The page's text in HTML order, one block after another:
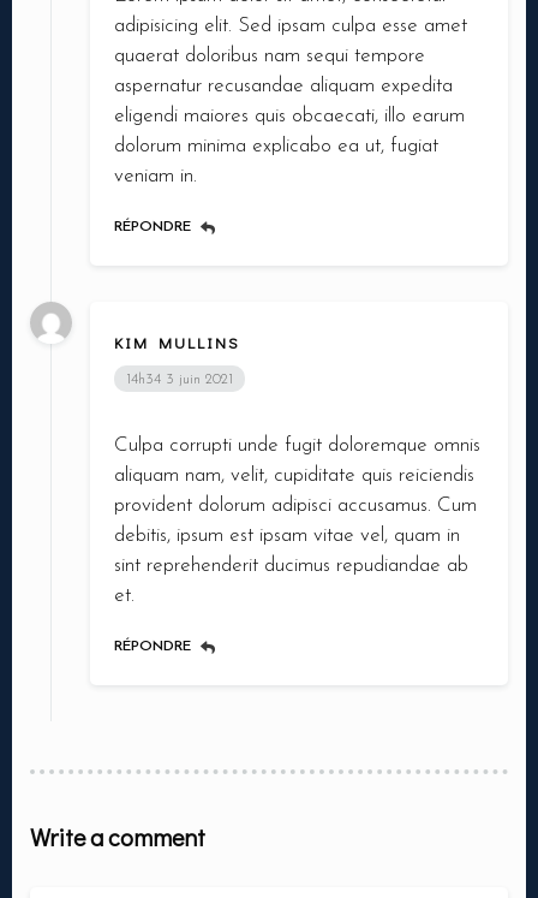
adipisicing elit. Sed ipsam culpa esse amet
quaerat doloribus nam sequi tempore
aspernatur recusandae aliquam expedita
eligendi maiores quis obcaecati, illo earum
dolorum minima explicabo ea ut, fugiat
veniam in.
RÉPONDRE
KIM MULLINS
14h34 3 juin 2021
Culpa corrupti unde fugit doloremque omnis
aliquam nam, velit, cupiditate quis reiciendis
provident dolorum adipisci accusamus. Cum
debitis, ipsum est ipsam vitae vel, quam in
sint reprehenderit ducimus repudiandae ab
et.
RÉPONDRE
Write a comment
Nbr. de personne
Heure
RESERVER MA TABLE